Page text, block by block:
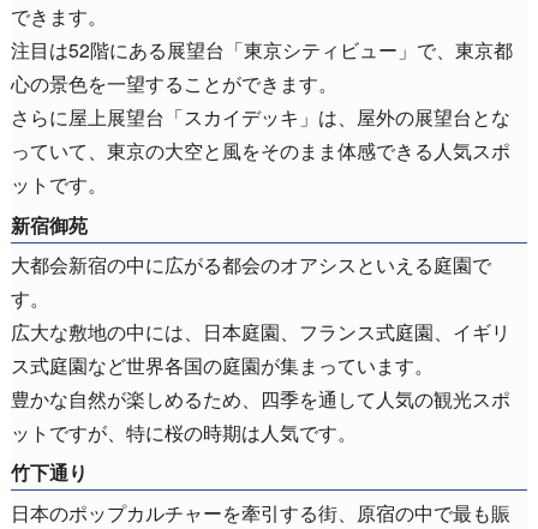
できます。
注目は52階にある展望台「東京シティビュー」で、東京都
心の景色を一望することができます。
さらに屋上展望台「スカイデッキ」は、屋外の展望台とな
っていて、東京の大空と風をそのまま体感できる人気スポ
ットです。
新宿御苑
大都会新宿の中に広がる都会のオアシスといえる庭園で
す。
広大な敷地の中には、日本庭園、フランス式庭園、イギリ
ス式庭園など世界各国の庭園が集まっています。
豊かな自然が楽しめるため、四季を通して人気の観光スポ
ットですが、特に桜の時期は人気です。
竹下通り
日本のポップカルチャーを牽引する街、原宿の中で最も賑